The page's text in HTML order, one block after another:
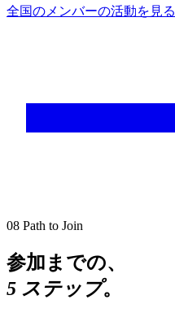
全国のメンバーの活動を見る
08 Path to Join
参加までの、
5 ステップ。